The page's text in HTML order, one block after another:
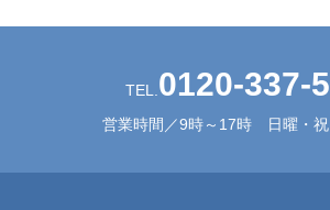
TEL. 0120-337-
営業時間／9時～17時 日曜・祝